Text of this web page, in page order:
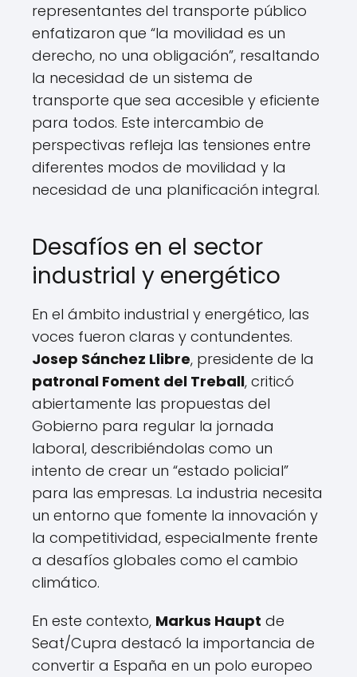
representantes del transporte público
enfatizaron que “la movilidad es un
derecho, no una obligación”, resaltando
la necesidad de un sistema de
transporte que sea accesible y eficiente
para todos. Este intercambio de
perspectivas refleja las tensiones entre
diferentes modos de movilidad y la
necesidad de una planificación integral.
Desafíos en el sector
industrial y energético
En el ámbito industrial y energético, las
voces fueron claras y contundentes.
Josep Sánchez Llibre, presidente de la
patronal Foment del Treball, criticó
abiertamente las propuestas del
Gobierno para regular la jornada
laboral, describiéndolas como un
intento de crear un “estado policial”
para las empresas. La industria necesita
un entorno que fomente la innovación y
la competitividad, especialmente frente
a desafíos globales como el cambio
climático.
En este contexto, Markus Haupt de
Seat/Cupra destacó la importancia de
convertir a España en un polo europeo